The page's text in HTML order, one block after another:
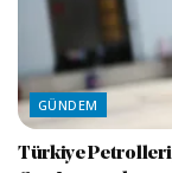
GÜNDEM
Türkiye